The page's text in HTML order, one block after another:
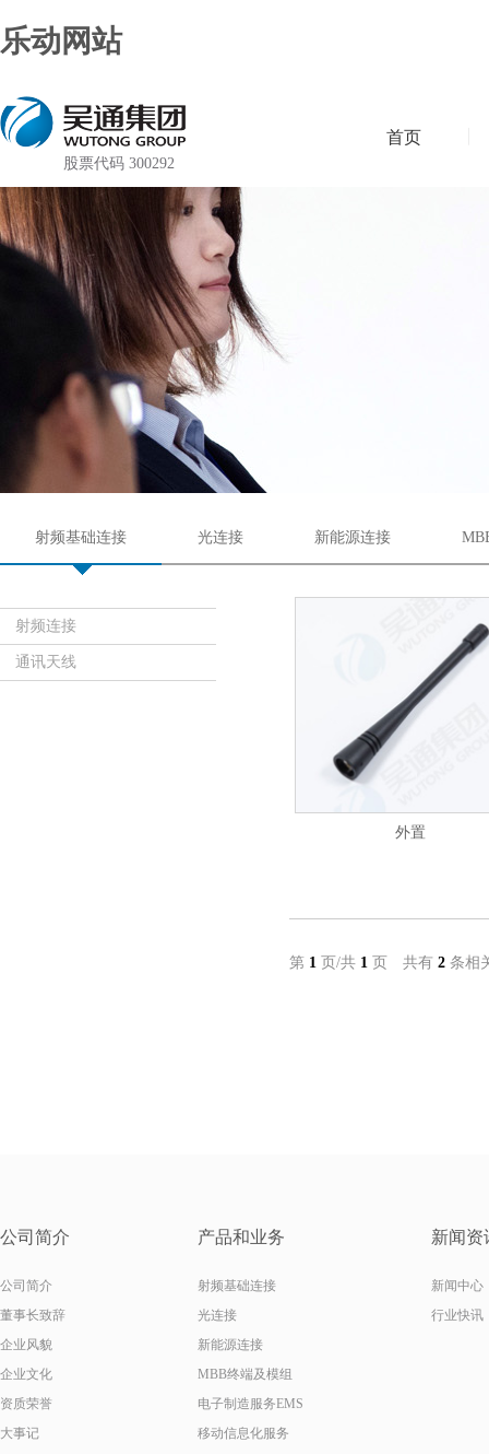
乐动网站
股票代码 300292
首页
射频基础连接 光连接 新能源连接
射频连接
通讯天线
外置
第 1 页/共 1 页 共有 2 条
公司简介
公司简介
董事长致辞
企业风貌
企业文化
资质荣誉
大事记
产品和业务
射频基础连接
光连接
新能源连接
MBB终端及模组
电子制造服务EMS
移动信息化服务
新闻资
新闻中心
行业快讯